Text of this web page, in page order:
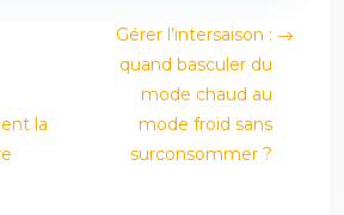
la
Gérer l’intersaison :
quand basculer du
mode chaud au
mode froid sans
surconsommer ?